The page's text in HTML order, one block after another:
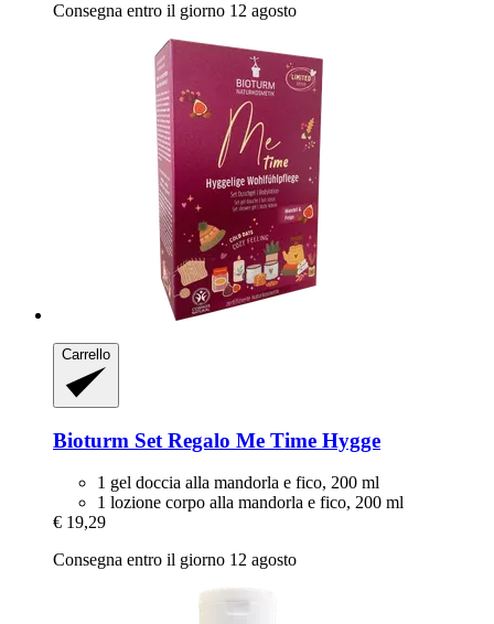
Consegna entro il giorno 12 agosto
Carrello
Bioturm Set Regalo Me Time Hygge
1 gel doccia alla mandorla e fico, 200 ml
1 lozione corpo alla mandorla e fico, 200 ml
€ 19,29
Consegna entro il giorno 12 agosto